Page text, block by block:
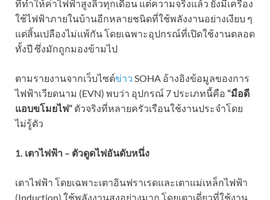
ที่ทำให้ค่าไฟฟ้าสูงลิ่วทุกเดือน แต่ความจริงแล้ว ยังมีเครื่อง
ใช้ไฟฟ้าภายในบ้านอีกหลายชนิดที่ใช้พลังงานอย่างเงียบ ๆ
แต่สิ้นเปลืองไม่แพ้กัน โดยเฉพาะอุปกรณ์ที่เปิดใช้งานตลอด
ทั้งปี ซึ่งมักถูกมองข้ามไป
ตามรายงานจากเว็บไซต์ข่าว SOHA อ้างอิงข้อมูลของการ
ไฟฟ้าเวียดนาม (EVN) พบว่า อุปกรณ์ 7 ประเภทนี้คือ “มือดี
แอบขโมยไฟ” ตัวจริงที่หลายครัวเรือนใช้งานประจำโดย
ไม่รู้ตัว
1. เตาไฟฟ้า – ตัวดูดไฟอันดับหนึ่ง
เตาไฟฟ้า โดยเฉพาะเตาอินฟราเรดและเตาแม่เหล็กไฟฟ้า
(Induction) ใช้พลังงานสูงอย่างมาก โดยเตาเดี่ยวที่ใช้งาน